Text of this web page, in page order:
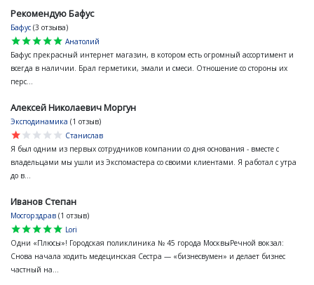
Рекомендую Бафус
Бафус (3 отзыва)
star
star
star
star
star
Анатолий
Бафус прекрасный интернет магазин, в котором есть огромный ассортимент и
всегда в наличии. Брал герметики, эмали и смеси. Отношение со стороны их
перс...
Алексей Николаевич Моргун
Эксподинамика (1 отзыв)
star
star
star
star
star
Станислав
Я был одним из первых сотрудников компании со дня основания - вместе с
владельцами мы ушли из Экспомастера со своими клиентами. Я работал с утра
до в...
Иванов Степан
Мосгорздрав (1 отзыв)
star
star
star
star
star
Lori
Одни «Плюсы»! Городская поликлиника № 45 города МосквыРечной вокзал:
Снова начала ходить медецинская Сестра — «бизнесвумен» и делает бизнес
частный на...